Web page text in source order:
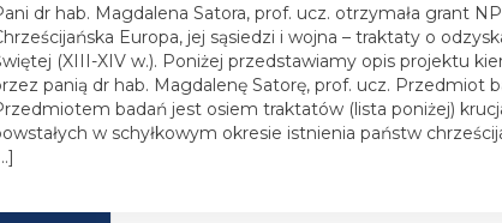
dr hab. Magdalena Satora, prof. ucz. otrzymała grant
Europa, jej sąsiedzi i wojna – traktaty o
(XIII-XIV w.). Poniżej przedstawiamy opis projektu
panią dr hab. Magdalenę Satorę, prof. ucz. Przedmiot
badań jest osiem traktatów (lista poniżej)
w schyłkowym okresie istnienia państw